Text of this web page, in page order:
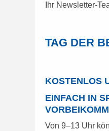
Ihr Newsletter-
TAG DER
KOSTENLOS
EINFACH IN
Von 9–13 Uhr